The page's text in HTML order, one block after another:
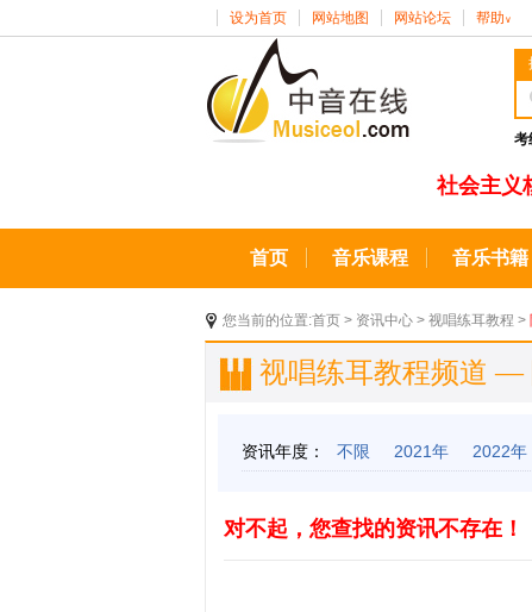
设为首页 网站地图 网站论坛 帮助 ∨
考
社会主义
首页 音乐课程 音乐书籍
您当前的位置:首页 > 资讯中心 > 视唱练耳教程 >
视唱练耳教程频道 —
资讯年度： 不限 2021年 2022年
对不起，您查找的资讯不存在！